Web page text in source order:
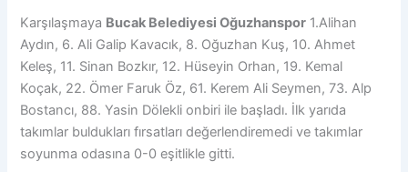
Karşılaşmaya Bucak Belediyesi Oğuzhanspor 1.Alihan
Aydın, 6. Ali Galip Kavacık, 8. Oğuzhan Kuş, 10. Ahmet
Keleş, 11. Sinan Bozkır, 12. Hüseyin Orhan, 19. Kemal
Koçak, 22. Ömer Faruk Öz, 61. Kerem Ali Seymen, 73. Alp
Bostancı, 88. Yasin Dölekli onbiri ile başladı. İlk yarıda
takımlar buldukları fırsatları değerlendiremedi ve takımlar
soyunma odasına 0-0 eşitlikle gitti.